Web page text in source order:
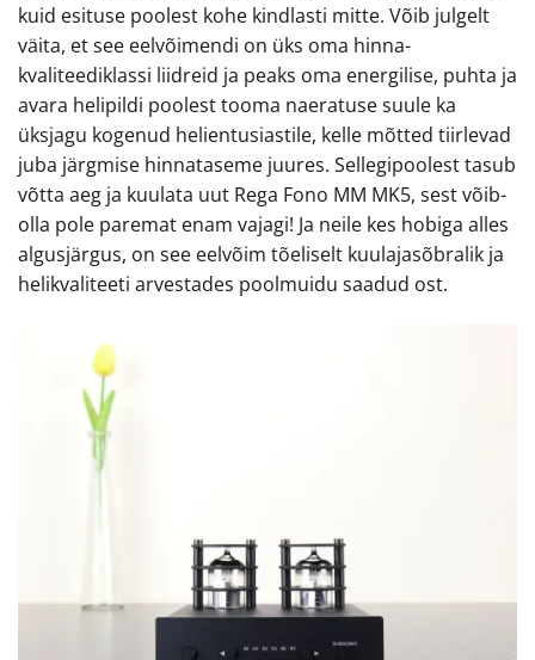
kuid esituse poolest kohe kindlasti mitte. Võib julgelt
väita, et see eelvõimendi on üks oma hinna-
kvaliteediklassi liidreid ja peaks oma energilise, puhta ja
avara helipildi poolest tooma naeratuse suule ka
üksjagu kogenud helientusiastile, kelle mõtted tiirlevad
juba järgmise hinnataseme juures. Sellegipoolest tasub
võtta aeg ja kuulata uut Rega Fono MM MK5, sest võib-
olla pole paremat enam vajagi! Ja neile kes hobiga alles
algusjärgus, on see eelvõim tõeliselt kuulajasõbralik ja
helikvaliteeti arvestades poolmuidu saadud ost.